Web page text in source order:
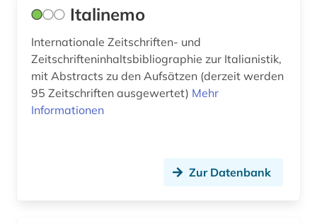
kunstgeschichte (1)
kunstmusik (1)
kurden (1)
kurdisch (1)
Italinemo
Internationale Zeitschriften- und
Zeitschrifteninhaltsbibliographie zur Italianistik,
mit Abstracts zu den Aufsätzen (derzeit werden
95 Zeitschriften ausgewertet) Mehr
Informationen
Zur Datenbank